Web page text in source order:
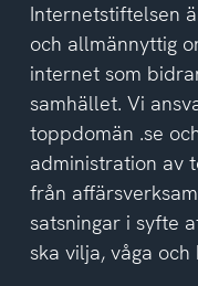
del
av
Internetstiftelsen
och allmännyttig
internet som
samhället. Vi
toppdomän .se
administration av
från
satsningar i syfte
ska vilja, våga